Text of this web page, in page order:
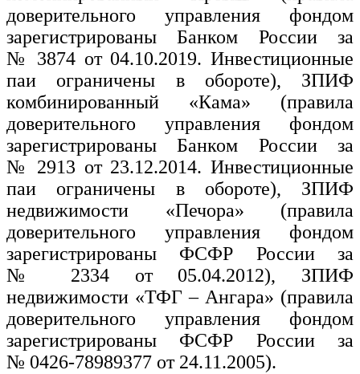
доверительного управления фондом
зарегистрированы Банком России за
№ 3874 от 04.10.2019. Инвестиционные
паи ограничены в обороте), ЗПИФ
комбинированный «Кама» (правила
доверительного управления фондом
зарегистрированы Банком России за
№ 2913 от 23.12.2014. Инвестиционные
паи ограничены в обороте), ЗПИФ
недвижимости «Печора» (правила
доверительного управления фондом
зарегистрированы ФСФР России за
№ 2334 от 05.04.2012), ЗПИФ
недвижимости «ТФГ – Ангара» (правила
доверительного управления фондом
зарегистрированы ФСФР России за
№ 0426-78989377 от 24.11.2005).